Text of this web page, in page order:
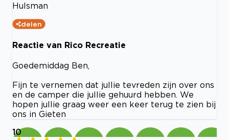
Hulsman
delen
Reactie van Rico Recreatie
Goedemiddag Ben,
Fijn te vernemen dat jullie tevreden zijn over ons
en de camper die jullie gehuurd hebben. We
hopen jullie graag weer een keer terug te zien bij
ons in Gieten
10